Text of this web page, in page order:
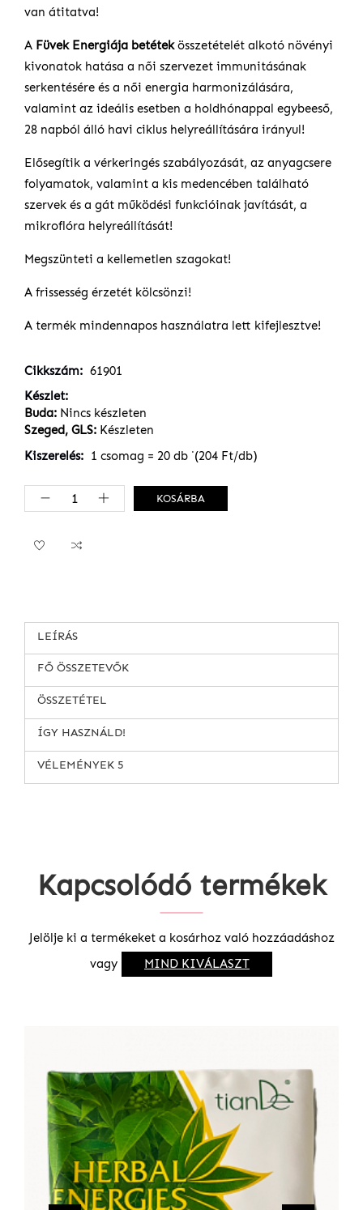
van átitatva!
A Füvek Energiája betétekösszetételét alkotó növényi
kivonatok hatása a női szervezet immunitásának
serkentésére és a női energia harmonizálására,
valamint az ideális esetben a holdhónappal egybeeső,
28 napból álló havi ciklus helyreállítására irányul!
Elősegítik a vérkeringés szabályozását, az anyagcsere
folyamatok, valamint a kis medencében található
szervek és a gát működési funkcióinak javítását, a
mikroflóra helyreállítását!
Megszünteti a kellemetlen szagokat!
A frissesség érzetét kölcsönzi!
A termék mindennapos használatra lett kifejlesztve!
Cikkszám
61901
Készlet
Buda: Nincs készleten
Szeged, GLS: Készleten
Kiszerelés
1 csomag = 20 db ˙(204 Ft/db)
KOSÁRBA
LEÍRÁS
FŐ ÖSSZETEVŐK
ÖSSZETÉTEL
ÍGY HASZNÁLD!
VÉLEMÉNYEK 5
Kapcsolódó termékek
Jelölje ki a termékeket a kosárhoz való hozzáadáshoz
vagy
MIND KIVÁLASZT